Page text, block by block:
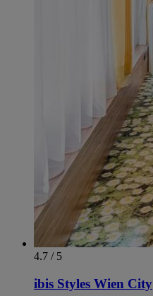
4.7 / 5
ibis Styles Wien City